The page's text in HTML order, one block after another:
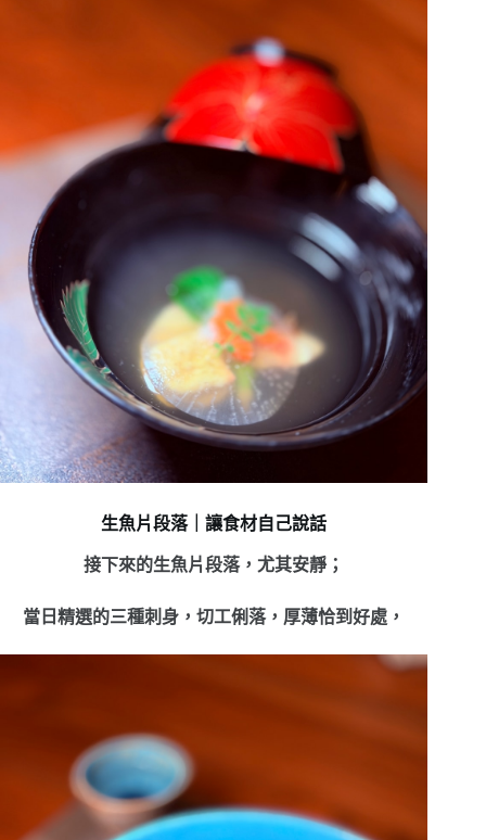
生魚片段落｜讓食材自己說話
接下來的生魚片段落，尤其安靜；
當日精選的三種刺身，切工俐落，厚薄恰到好處，